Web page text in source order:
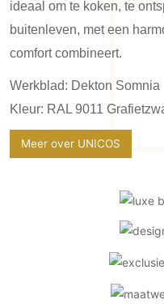
Houten deuren
Stalen deuren
Systeemwanden
Deurbeslag
Beton Ciré vloeren
Stucwerk
Schilderwerk buiten
Kantoor
ideaal om te koken, te
buitenleven, met een
comfort combineert.
Werkblad: Dekton Somnia
Kleur: RAL 9011
Meer over UNICOS